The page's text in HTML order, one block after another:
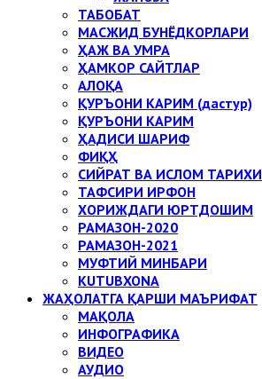
ТАБОБАТ
МАСЖИД БУНЁДКОРЛАРИ
ҲАЖ ВА УМРА
ҲАМКОР САЙТЛАР
АЛОҚА
ҚУРЪОНИ КАРИМ (дастур)
ҚУРЪОНИ КАРИМ
ҲАДИСИ ШАРИФ
ФИҚҲ
СИЙРАТ ВА ИСЛОМ ТАРИХИ
ТАФСИРИ ИРФОН
ХОРИЖДАГИ ЮРТДОШИМ
РАМАЗОН-2020
РАМАЗОН-2021
МУФТИЙ МИНБАРИ
KUTUBXONA
ЖАҲОЛАТГА ҚАРШИ МАЪРИФАТ
МАҚОЛА
ИНФОГРАФИКА
ВИДЕО
АУДИО